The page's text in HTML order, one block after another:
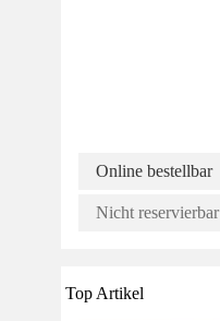
Online bestellbar
Nicht reservierbar
Top Artikel